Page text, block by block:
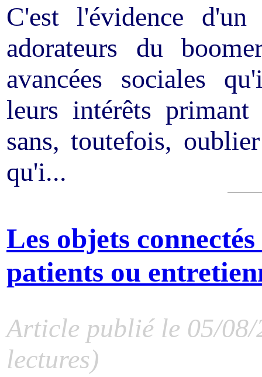
C'est l'évidence
adorateurs du
avancées sociales
leurs intérêts
sans, toutefois,
qu'i...
Les objets
patients ou
Article publié le 05/
lectures)